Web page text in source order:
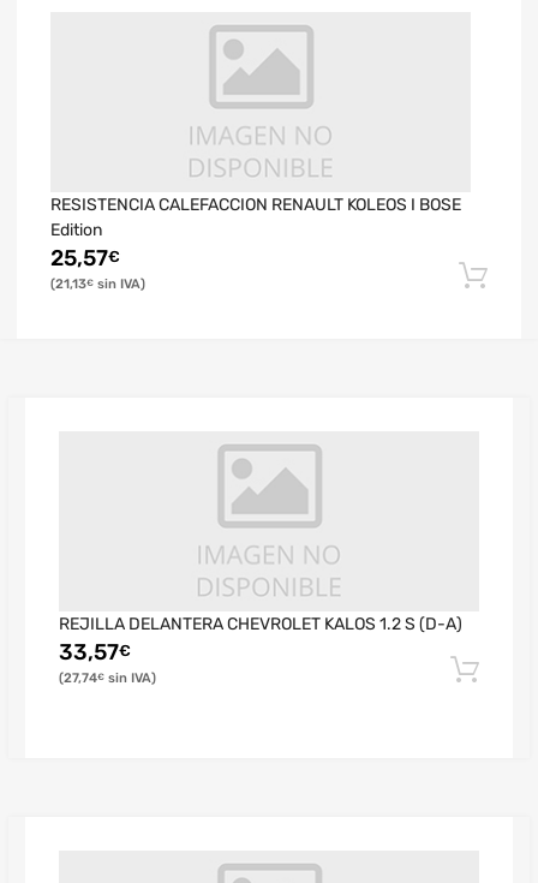
RESISTENCIA CALEFACCION RENAULT KOLEOS I BOSE
Edition
25,57€
21,13€
REJILLA DELANTERA CHEVROLET KALOS 1.2 S (D-A)
33,57€
27,74€